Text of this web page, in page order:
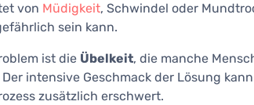
von Müdigkeit, Schwindel oder
sein kann.
ist die Übelkeit, die manche
intensive Geschmack der Lösung
zusätzlich erschwert.